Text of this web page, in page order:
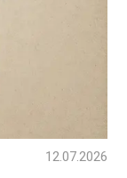
12.07.2026